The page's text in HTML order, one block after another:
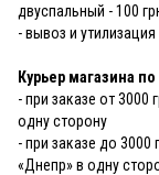
двуспальный - 100
- вывоз и утилизация
Курьер магазина
- при заказе от 3000
одну сторону
- при заказе до 3000
«Днепр» в одну